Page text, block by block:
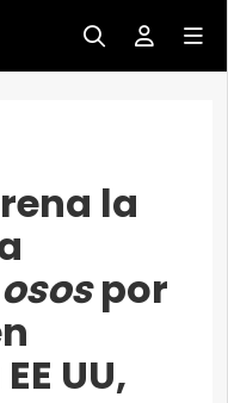
la
por
UU,